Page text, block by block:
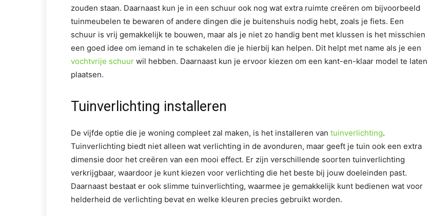
zouden staan. Daarnaast kun je in een schuur ook nog wat extra ruimte creëren om bijvoorbeeld
tuinmeubelen te bewaren of andere dingen die je buitenshuis nodig hebt, zoals je fiets. Een
schuur is vrij gemakkelijk te bouwen, maar als je niet zo handig bent met klussen is het misschien
een goed idee om iemand in te schakelen die je hierbij kan helpen. Dit helpt met name als je een
vochtvrije schuur wil hebben. Daarnaast kun je ervoor kiezen om een kant-en-klaar model te laten
plaatsen.
Tuinverlichting installeren
De vijfde optie die je woning compleet zal maken, is het installeren van tuinverlichting.
Tuinverlichting biedt niet alleen wat verlichting in de avonduren, maar geeft je tuin ook een extra
dimensie door het creëren van een mooi effect. Er zijn verschillende soorten tuinverlichting
verkrijgbaar, waardoor je kunt kiezen voor verlichting die het beste bij jouw doeleinden past.
Daarnaast bestaat er ook slimme tuinverlichting, waarmee je gemakkelijk kunt bedienen wat voor
helderheid de verlichting bevat en welke kleuren precies gebruikt worden.